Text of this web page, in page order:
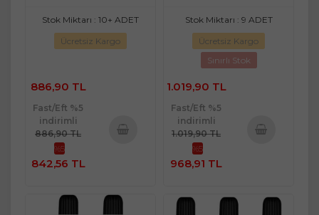
Stok Miktarı : 10+ ADET
Ücretsiz Kargo
886,90 TL
Fast/Eft %5
indirimli
886,90 TL
%5
842,56 TL
Stok Miktarı : 9 ADET
Ücretsiz Kargo
Sınırlı Stok
1.019,90 TL
Fast/Eft %5
indirimli
1.019,90 TL
%5
968,91 TL